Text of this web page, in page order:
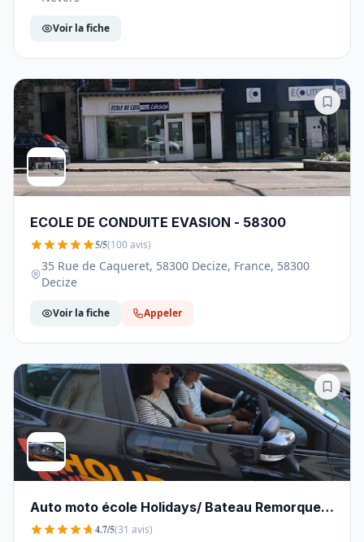
Voir la fiche
ECOLE DE CONDUITE EVASION - 58300
5/5(100 avis)
35 Rue de Caqueret, 58300 Decize, France, 58300
Decize
Voir la fiche Appeler
Auto moto école Holidays/ Bateau Remorque
BSR - 58000
4.7/5(31 avis)